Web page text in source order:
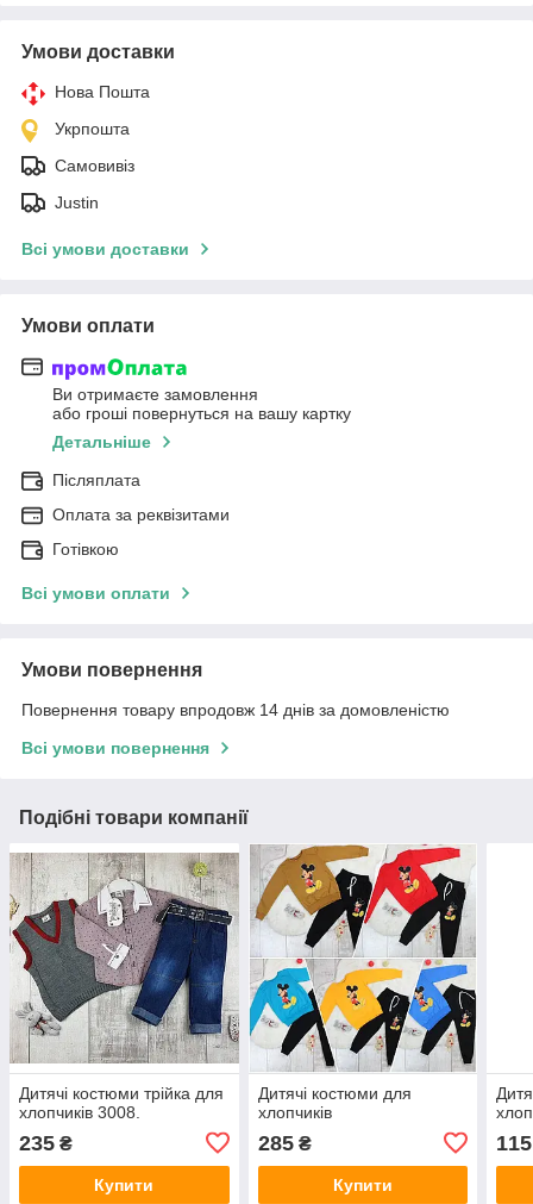
Умови доставки
Нова Пошта
Укрпошта
Самовивіз
Justin
Всі умови доставки
Умови оплати
Ви отримаєте замовлення
або гроші повернуться на вашу картку
Детальніше
Післяплата
Оплата за реквізитами
Готівкою
Всі умови оплати
Умови повернення
Повернення товару впродовж 14 днів за домовленістю
Всі умови повернення
Подібні товари компанії
Дитячі костюми трійка для
хлопчиків 3008.
235 ₴
Купити
Дитячі костюми для
хлопчиків
285₴
Купити
115